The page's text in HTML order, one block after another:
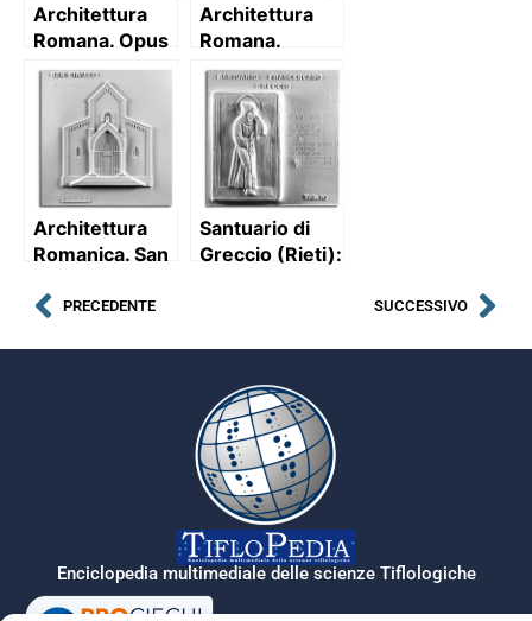
Architettura
Romana. Opus
quadratum
(prospetto) e
opus
reticulatum
(prospetto e
sezione)
Architettura
Romana.
Tempio di
Vesta (Roma):
pianta
Architettura
Romanica. San
(Ancona):
Santuario di
Greccio (Rieti):
malato agli
occhi” con
descrizione
PRECEDENTE SUCCESSIVO
Enciclopedia multimediale delle scienze Tiflologiche